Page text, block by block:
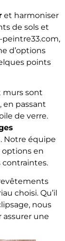
et harmoniser
de sols et
peintre33.com,
d’options
points
murs sont
en passant
de verre.
Notre équipe
options en
contraintes.
choisi. Qu’il
nous
assurer une